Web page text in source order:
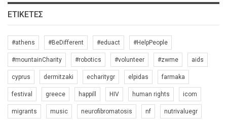
ΕΤΙΚΈΤΕΣ
#athens #BeDifferent #eduact #HelpPeople
#mountainCharity #robotics #volunteer #zwme aids
cyprus dermitzaki echaritygr elpidas farmaka
festival greece happill HIV human rights icom
migrants music neurofibromatosis nf nutrivaluegr